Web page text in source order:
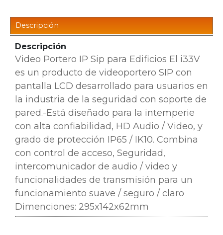
Descripción
Descripción
Video Portero IP Sip para Edificios El i33V
es un producto de videoportero SIP con
pantalla LCD desarrollado para usuarios en
la industria de la seguridad con soporte de
pared.-Está diseñado para la intemperie
con alta confiabilidad, HD Audio / Video, y
grado de protección IP65 / IK10. Combina
con control de acceso, Seguridad,
intercomunicador de audio / video y
funcionalidades de transmisión para un
funcionamiento suave / seguro / claro
Dimenciones: 295x142x62mm